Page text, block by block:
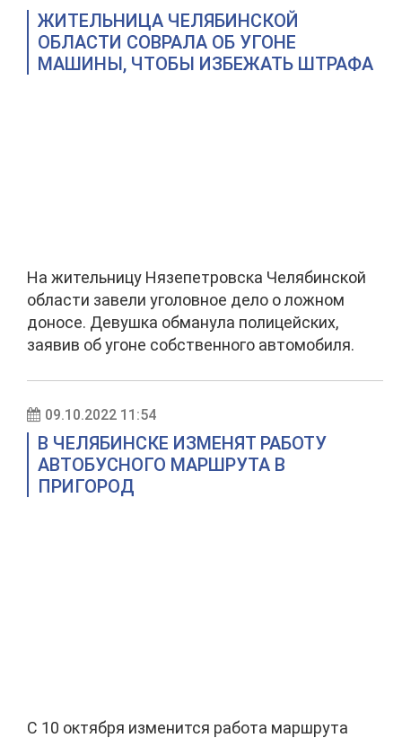
ЖИТЕЛЬНИЦА ЧЕЛЯБИНСКОЙ
ОБЛАСТИ СОВРАЛА ОБ УГОНЕ
МАШИНЫ, ЧТОБЫ ИЗБЕЖАТЬ ШТРАФА
На жительницу Нязепетровска Челябинской
области завели уголовное дело о ложном
доносе. Девушка обманула полицейских,
заявив об угоне собственного автомобиля.
09.10.2022 11:54
В ЧЕЛЯБИНСКЕ ИЗМЕНЯТ РАБОТУ
АВТОБУСНОГО МАРШРУТА В
ПРИГОРОД
С 10 октября изменится работа маршрута